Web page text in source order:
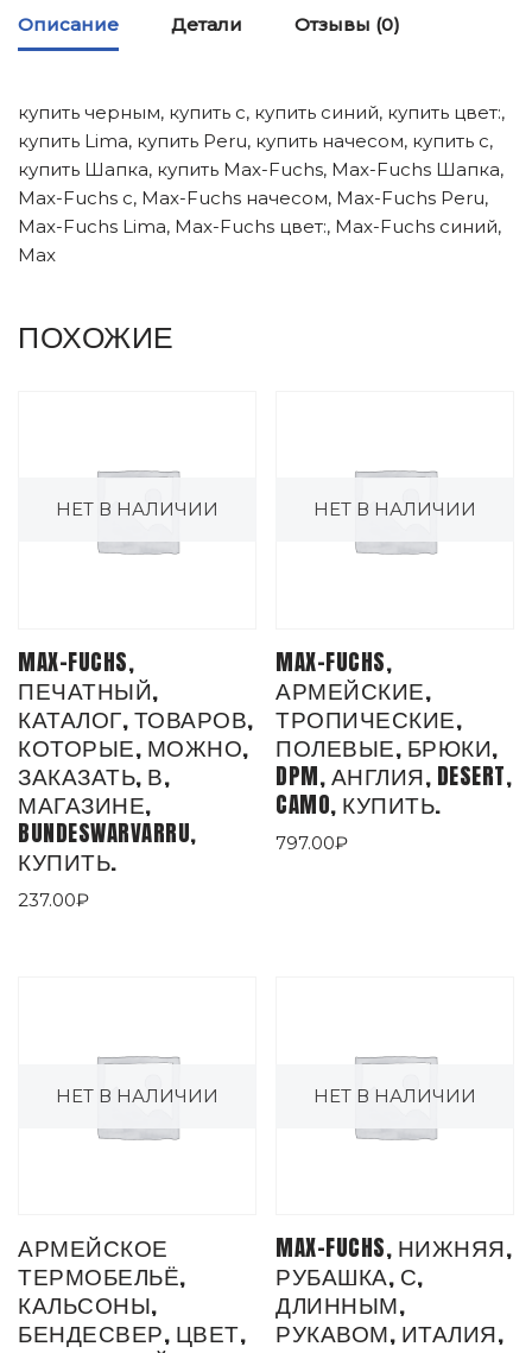
Описание Детали Отзывы (0)
купить черным, купить с, купить синий, купить цвет:,
купить Lima, купить Peru, купить начесом, купить с,
купить Шапка, купить Max-Fuchs, Max-Fuchs Шапка,
Max-Fuchs с, Max-Fuchs начесом, Max-Fuchs Peru,
Max-Fuchs Lima, Max-Fuchs цвет:, Max-Fuchs синий,
Max
ПОХОЖИЕ
НЕТ В НАЛИЧИИ
MAX-FUCHS,
ПЕЧАТНЫЙ,
КАТАЛОГ, ТОВАРОВ,
КОТОРЫЕ, МОЖНО,
ЗАКАЗАТЬ, В,
МАГАЗИНЕ,
BUNDESWARVARRU,
КУПИТЬ.
237.00₽
НЕТ В НАЛИЧИИ
MAX-FUCHS,
АРМЕЙСКИЕ,
ТРОПИЧЕСКИЕ,
ПОЛЕВЫЕ, БРЮКИ,
DPM, АНГЛИЯ, DESERT,
CAMO, КУПИТЬ.
797.00₽
НЕТ В НАЛИЧИИ
АРМЕЙСКОЕ
ТЕРМОБЕЛЬЁ,
КАЛЬСОНЫ,
БЕНДЕСВЕР, ЦВЕТ,
НЕТ В НАЛИЧИИ
MAX-FUCHS, НИЖНЯЯ,
РУБАШКА, С,
ДЛИННЫМ,
РУКАВОМ, ИТАЛИЯ,